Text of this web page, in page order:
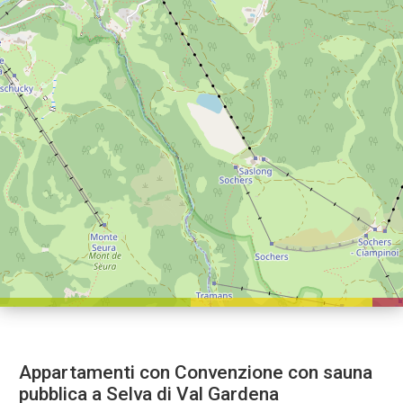
Appartamenti con Convenzione con sauna
pubblica a Selva di Val Gardena